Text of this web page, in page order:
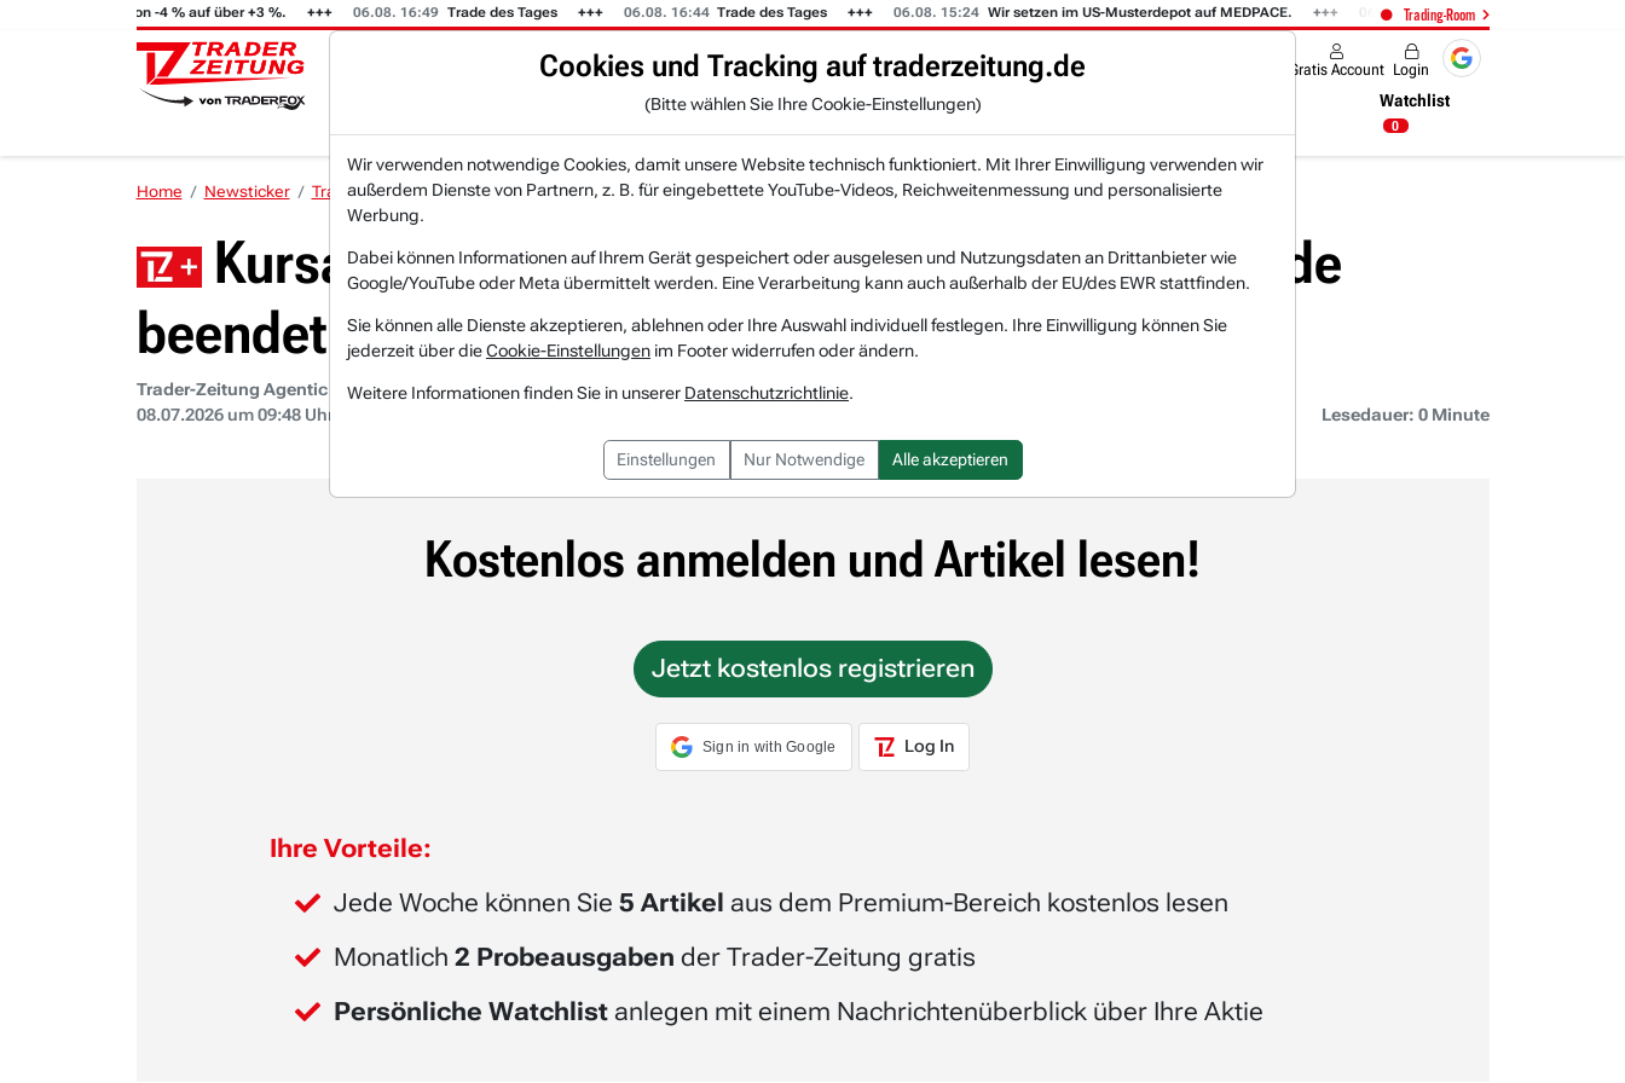
Trading-Room
GFT (i) steigt von -4 % auf über +3 %. 06.08. 16:49 Trade des Tages 06.08. 16:44 Trade des Tages 06.08. 15:24 Wir setzen im US-Musterdepot auf MEDPACE. 06.08. 14:58 AMAZON (i) hat zwei Tage
Gratis Account Login
KI-Agenten NEU Zeitung Rankings & Trends Watchlist
0
Home Newsticker Trader-Zeitung Agentic Chartsignale Kursalarme +5 % Kursalarm Basler AG +6,48 %: Warburg-Upgrade beend...
Kursalarm Basler AG +6,48 %: Warburg-Upgrade
beendet die jüngste Talfahrt
Trader-Zeitung Agentic
08.07.2026 um 09:48 Uhr
Lesedauer: 0 Minute
Kostenlos anmelden und Artikel lesen!
Jetzt kostenlos registrieren
Sign in with Google Log In
Ihre Vorteile:
Jede Woche können Sie 5 Artikel aus dem Premium-Bereich kostenlos lesen
Monatlich 2 Probeausgaben der Trader-Zeitung gratis
Persönliche Watchlistanlegen mit einem Nachrichtenüberblick über Ihre Aktie
Cookies und Tracking auf traderzeitung.de
(Bitte wählen Sie Ihre Cookie-Einstellungen)
Wir verwenden notwendige Cookies, damit unsere Website technisch funktioniert. Mit Ihrer Einwilligung verwenden wir
außerdem Dienste von Partnern, z. B. für eingebettete YouTube-Videos, Reichweitenmessung und personalisierte
Werbung.
Dabei können Informationen auf Ihrem Gerät gespeichert oder ausgelesen und Nutzungsdaten an Drittanbieter wie
Google/YouTube oder Meta übermittelt werden. Eine Verarbeitung kann auch außerhalb der EU/des EWR stattfinden.
Sie können alle Dienste akzeptieren, ablehnen oder Ihre Auswahl individuell festlegen. Ihre Einwilligung können Sie
jederzeit über dieCookie-Einstellungen im Footer widerrufen oder ändern.
Weitere Informationen finden Sie in unserer Datenschutzrichtlinie.
Einstellungen Nur Notwendige Alle akzeptieren